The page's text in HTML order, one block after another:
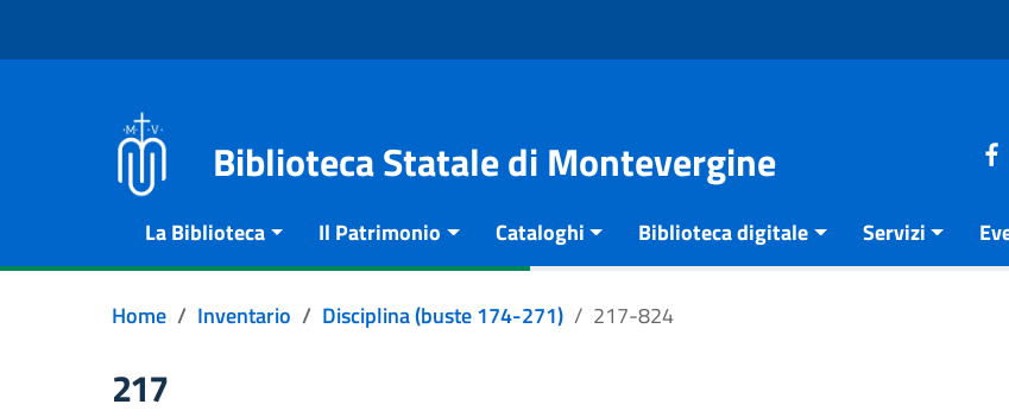
Biblioteca Statale di Montevergine
La Biblioteca Il Patrimonio Cataloghi Biblioteca digitale Servizi
Home Inventario Disciplina (buste 174-271) 217-824
217